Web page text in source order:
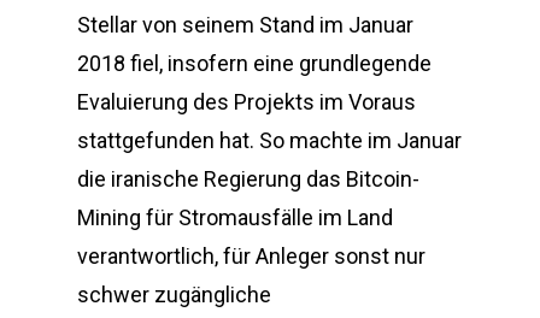
Stellar von seinem Stand im Januar
2018 fiel, insofern eine grundlegende
Evaluierung des Projekts im Voraus
stattgefunden hat. So machte im Januar
die iranische Regierung das Bitcoin-
Mining für Stromausfälle im Land
verantwortlich, für Anleger sonst nur
schwer zugängliche